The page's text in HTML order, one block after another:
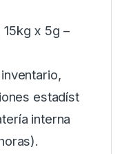
x 5g –
estadíst
interna